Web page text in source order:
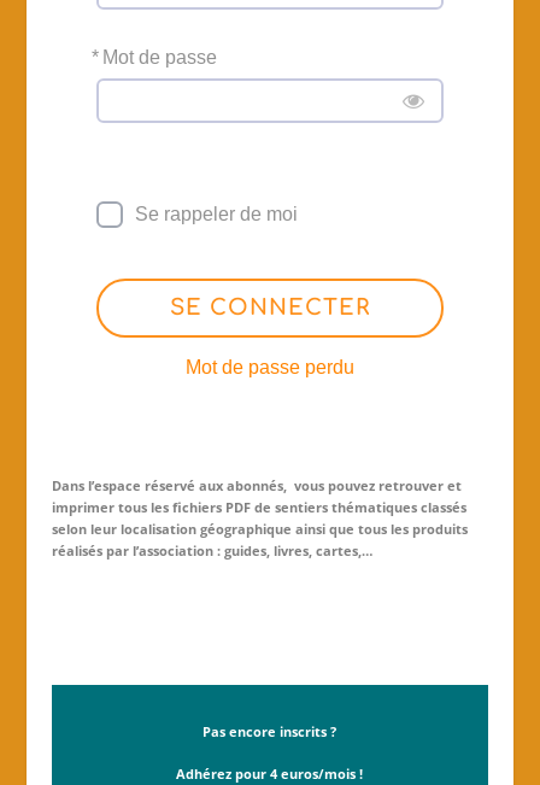
* Mot de passe
Se rappeler de moi
SE CONNECTER
Mot de passe perdu
Dans l’espace réservé aux abonnés, vous pouvez retrouver et
imprimer tous les fichiers PDF de sentiers thématiques classés
selon leur localisation géographique ainsi que tous les produits
réalisés par l’association : guides, livres, cartes,…
Pas encore inscrits ?
Adhérez pour 4 euros/mois !